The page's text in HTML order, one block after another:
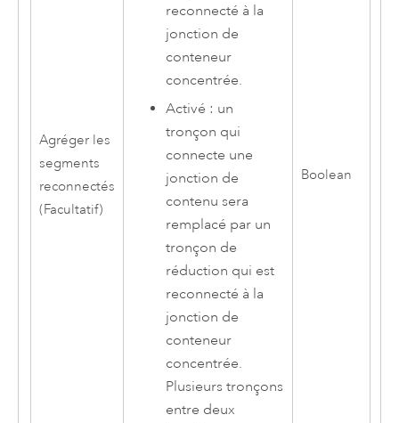
Agréger les
segments
reconnectés
(Facultatif)
reconnecté à la
jonction de
conteneur
concentrée.
Activé : un
tronçon qui
connecte une
jonction de
contenu sera
remplacé par un
tronçon de
réduction qui est
reconnecté à la
jonction de
conteneur
concentrée.
Plusieurs tronçons
entre deux
Boolean